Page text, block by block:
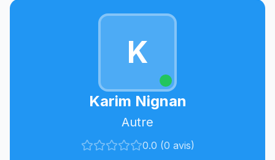
K
Karim Nignan
Autre
0.0 (0 avis)